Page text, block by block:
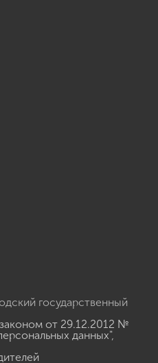
государственный
от 29.12.2012 №
данных",